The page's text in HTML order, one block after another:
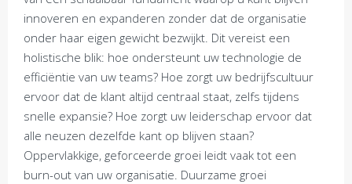
innoveren en expanderen zonder dat de organisatie
onder haar eigen gewicht bezwijkt. Dit vereist een
holistische blik: hoe ondersteunt uw technologie de
efficiëntie van uw teams? Hoe zorgt uw bedrijfscultuur
ervoor dat de klant altijd centraal staat, zelfs tijdens
snelle expansie? Hoe zorgt uw leiderschap ervoor dat
alle neuzen dezelfde kant op blijven staan?
Oppervlakkige, geforceerde groei leidt vaak tot een
burn-out van uw organisatie. Duurzame groei